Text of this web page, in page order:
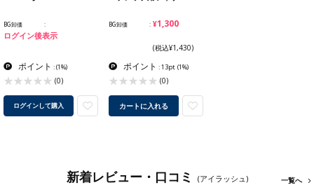
BG卸価
ログイン後表示
ポイント :(1%)
(0)
ログインして購入
BG卸価 ¥1,300
(税込¥1,430)
ポイント : 13pt (1%)
(0)
カートに入れる
新着レビュー・口コミ (アイラッシュ) 一覧へ